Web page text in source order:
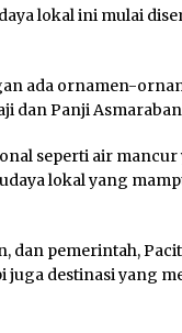
lokal ini mulai
ada ornamen-
dan Panji
seperti air mancur
lokal yang
dan pemerintah,
juga destinasi yang